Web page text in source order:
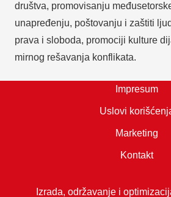
društva, promovisanju
unapređenju, poštovanju i zaštiti
prava i sloboda, promociji kulture
mirnog rešavanja konflikata.
Izrada, održavanje i
Impresum
Uslovi
Marketing
Kontakt